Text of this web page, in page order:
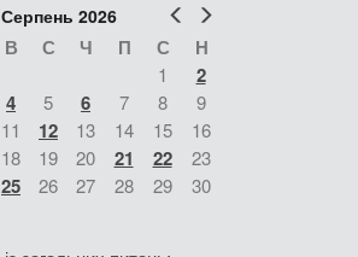
Попер
Серпень 2026
В С Ч П С Н
1 2
4 5 6 7 8
9
11 12 13 14 15
16
18 19 20 21 22
23
25 26 27 28 29
30